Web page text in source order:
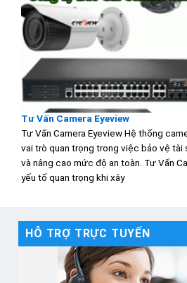
HỖ TRỢ TRỰC TUYẾN
Tư Vấn Camera Eyeview
Tư Vấn Camera Eyeview Hệ thống
vai trò quan trọng trong việc bảo vệ tài
và nâng cao mức độ an toàn. Tư Vấn
yếu tố quan trọng khi xây